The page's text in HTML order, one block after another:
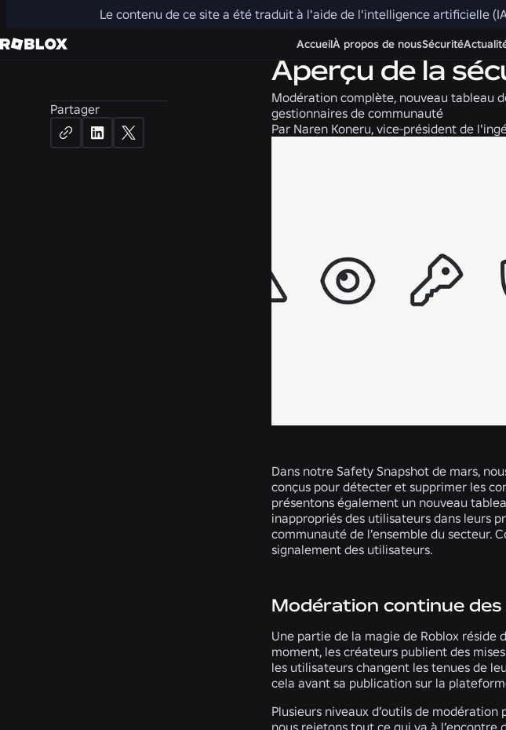
Le contenu de ce site a été traduit à l'aide de l'intelligence artificielle
AccueilÀ propos de nousSécurité
Partager
Actualités Sécurité + Civilité
Aperçu de la
Modération complète, nouveau tableau
gestionnaires de communauté
Par Naren Koneru, vice-président de
Dans notre Safety Snapshot de mars,
conçus pour détecter et supprimer les
présentons également un nouveau
inappropriés des utilisateurs dans leurs
communauté de l’ensemble du secteur.
signalement des utilisateurs.
Modération continue
Une partie de la magie de Roblox
moment, les créateurs publient des
les utilisateurs changent les tenues de
cela avant sa publication sur la
Plusieurs niveaux d’outils de